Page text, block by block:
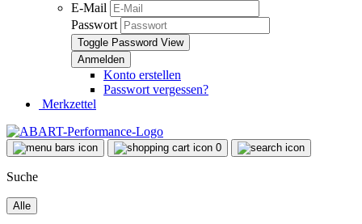
E-Mail
Passwort
Toggle Password View
Konto erstellen
Passwort vergessen?
Merkzettel
0
Suche
Alle